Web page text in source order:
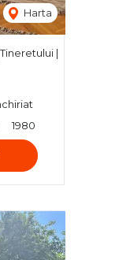
Harta
|
1980